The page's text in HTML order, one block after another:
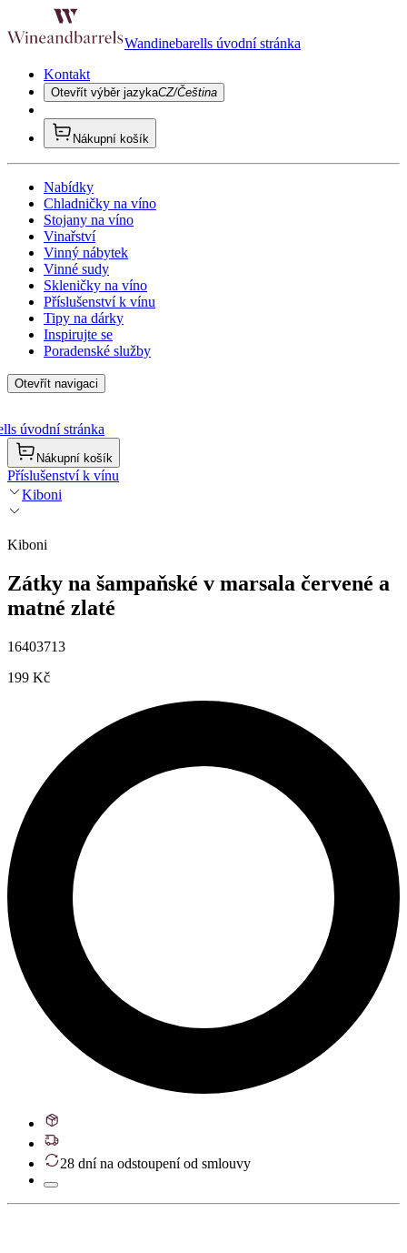
Wandinebarells úvodní stránka
Kontakt
Otevřít výběr jazykaCZ/Čeština
Nákupní košík
Nabídky
Chladničky na víno
Stojany na víno
Vinařství
Vinný nábytek
Vinné sudy
Skleničky na víno
Příslušenství k vínu
Tipy na dárky
Inspirujte se
Poradenské služby
Otevřít navigaci
úvodní stránka
Nákupní košík
Příslušenství k vínu
Kiboni
Kiboni
Zátky na šampaňské v marsala červené a
matné zlaté
16403713
199 Kč
28 dní na odstoupení od smlouvy